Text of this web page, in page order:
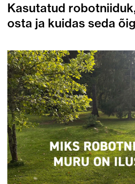
Kasutatud
osta ja kuidas seda